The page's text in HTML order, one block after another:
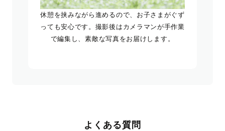
休憩を挟みながら進めるので、お子さまがぐず
っても安心です。撮影後はカメラマンが手作業
で編集し、素敵な写真をお届けします。
よくある質問